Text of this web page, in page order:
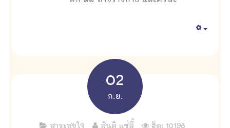
02
ก.ย.
สาระสุขใจ สันติ แซ่ลี้ ฮิต: 10198